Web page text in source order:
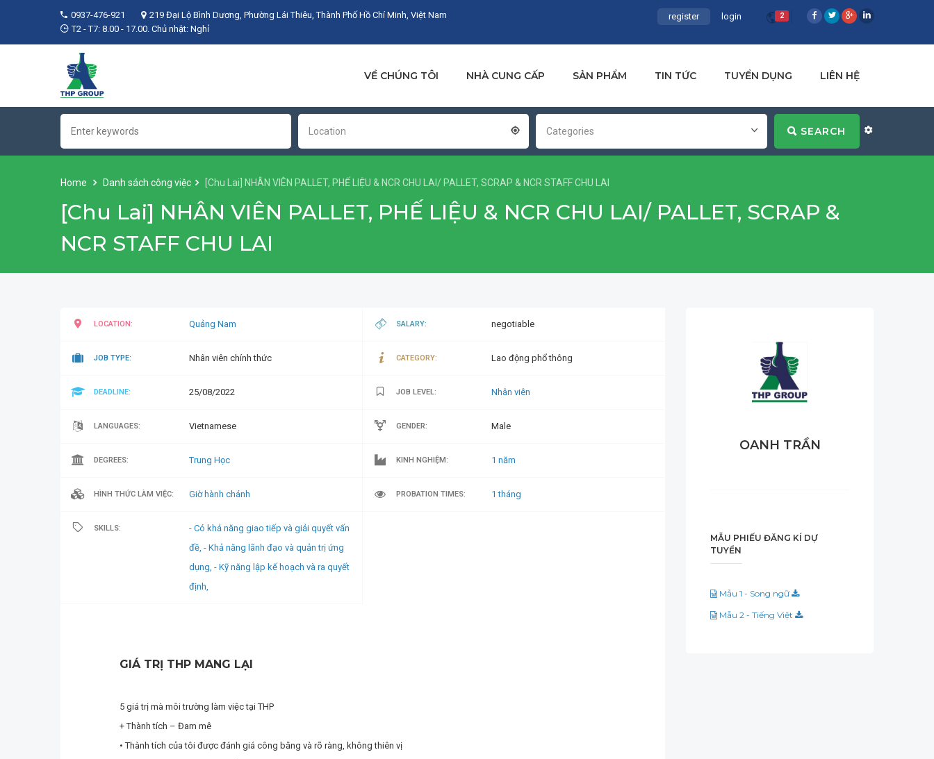
0937-476-921
219 Đại Lộ Bình Dương, Phường Lái Thiêu, Thành Phố Hồ Chí Minh, Việt Nam
T2 - T7: 8.00 - 17.00. Chủ nhật: Nghỉ
2
register login
VỀ CHÚNG TÔI NHÀ CUNG CẤP SẢN PHẨM TIN TỨC TUYỂN DỤNG LIÊN HỆ
Location Categories SEARCH
Home Danh sách công việc [Chu Lai] NHÂN VIÊN PALLET, PHẾ LIỆU & NCR CHU LAI/ PALLET, SCRAP & NCR STAFF CHU LAI
[Chu Lai] NHÂN VIÊN PALLET, PHẾ LIỆU & NCR CHU LAI/ PALLET, SCRAP &
NCR STAFF CHU LAI
LOCATION: Quảng Nam SALARY: negotiable
JOB TYPE: Nhân viên chính thức CATEGORY: Lao động phổ thông
DEADLINE: 25/08/2022 JOB LEVEL: Nhân viên
LANGUAGES: Vietnamese GENDER: Male
DEGREES: Trung Học KINH NGHIỆM: 1 năm
HÌNH THỨC LÀM VIỆC: Giờ hành chánh PROBATION TIMES: 1 tháng
SKILLS:
- Có khả năng giao tiếp và giải quyết vấn
đề, - Khả năng lãnh đạo và quản trị ứng
dụng, - Kỹ năng lập kế hoạch và ra quyết
định,
GIÁ TRỊ THP MANG LẠI
5 giá trị mà môi trường làm việc tại THP
+ Thành tích – Đam mê
• Thành tích của tôi được đánh giá công bằng và rõ ràng, không thiên vị
OANH TRẦN
MẪU PHIẾU ĐĂNG KÍ DỰ
TUYỂN
Mẫu 1 - Song ngữ
Mẫu 2 - Tiếng Việt